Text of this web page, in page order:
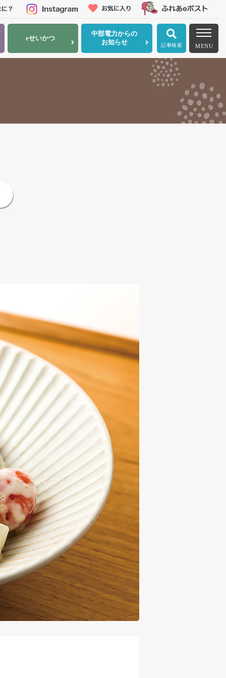
eせいかつ
中部電力からの
お知らせ
記事検索 MENU